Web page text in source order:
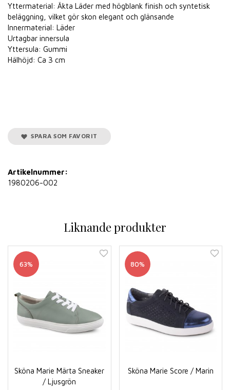
Yttermaterial: Äkta Läder med högblank finish och syntetisk
beläggning, vilket gör skon elegant och glänsande
Innermaterial: Läder
Urtagbar innersula
Yttersula: Gummi
Hälhöjd: Ca 3 cm
SPARA SOM FAVORIT
Artikelnummer:
1980206-002
Liknande produkter
63%
Sköna Marie Märta Sneaker
/ Ljusgrön
80%
Sköna Marie Score / Marin